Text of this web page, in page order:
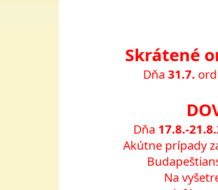
Skrátené
Dňa 31.7.
Dňa 17.8.-
Akútne prípady
Na